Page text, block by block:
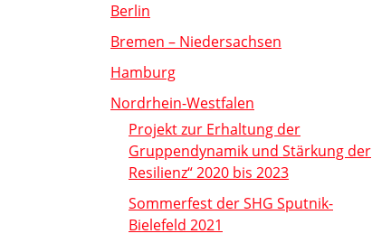
Berlin
Bremen – Niedersachsen
Hamburg
Nordrhein-Westfalen
Projekt zur Erhaltung der
Gruppendynamik und Stärkung der
Resilienz“ 2020 bis 2023
Sommerfest der SHG Sputnik-
Bielefeld 2021